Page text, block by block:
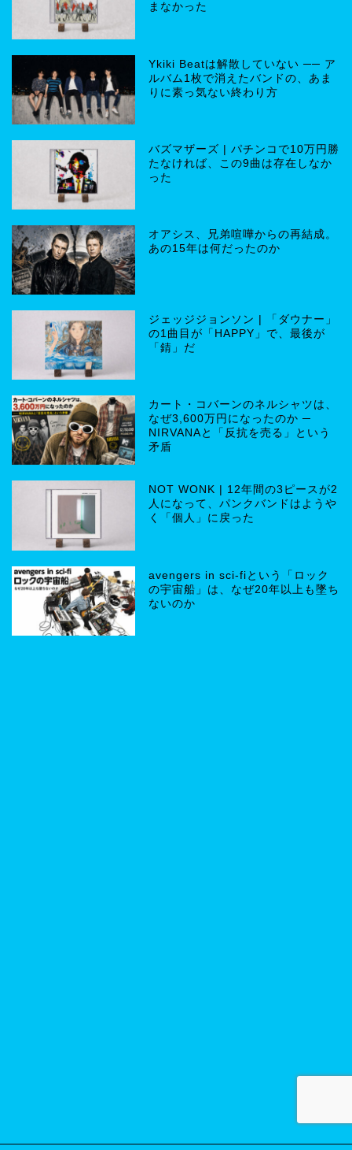
まなかった
Ykiki Beatは解散していない ── ア
ルバム1枚で消えたバンドの、あま
りに素っ気ない終わり方
バズマザーズ | パチンコで10万円勝
たなければ、この9曲は存在しなか
った
オアシス、兄弟喧嘩からの再結成。
あの15年は何だったのか
ジェッジジョンソン | 「ダウナー」
の1曲目が「HAPPY」で、最後が
「錆」だ
カート・コバーンのネルシャツは、
なぜ3,600万円になったのか ─
NIRVANAと「反抗を売る」という
矛盾
NOT WONK | 12年間の3ピースが2
人になって、パンクバンドはようや
く「個人」に戻った
avengers in sci-fiという「ロック
の宇宙船」は、なぜ20年以上も墜ち
ないのか